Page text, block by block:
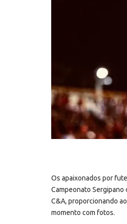
Os apaixonados por
Campeonato Sergipano
C&A, proporcionando
momento com fotos.